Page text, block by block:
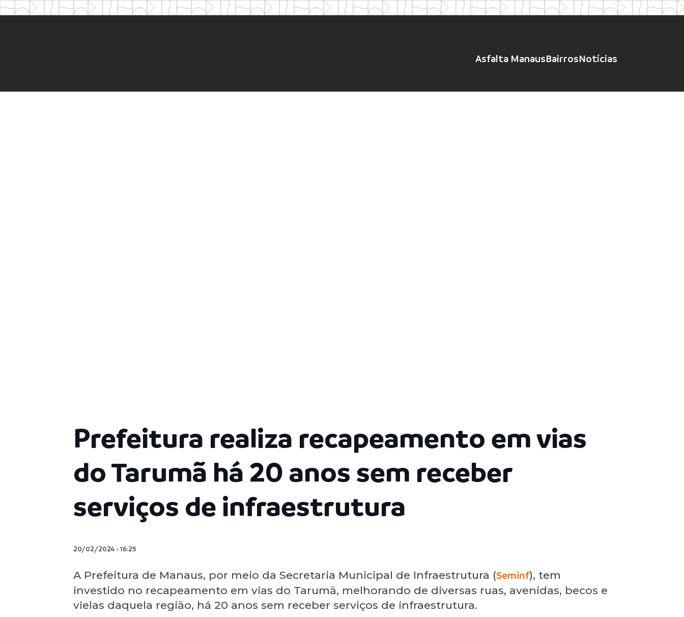
Asfalta ManausBairrosNotícias
Prefeitura realiza recapeamento em vias
do Tarumã há 20 anos sem receber
serviços de infraestrutura
20/02/2024 -16:25
A Prefeitura de Manaus, por meio da Secretaria Municipal de Infraestrutura (Seminf), tem
investido no recapeamento em vias do Tarumã, melhorando de diversas ruas, avenidas, becos e
vielas daquela região, há 20 anos sem receber serviços de infraestrutura.